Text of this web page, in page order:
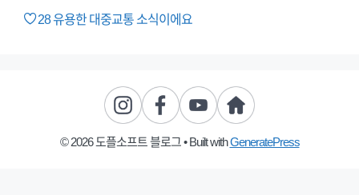
28유용한 대중교통 소식이에요
© 2026 도플소프트 블로그• Built withGeneratePress